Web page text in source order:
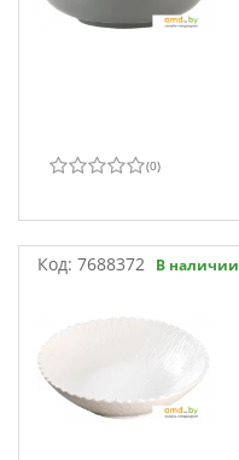
(0)
Код: 7688372 В наличии